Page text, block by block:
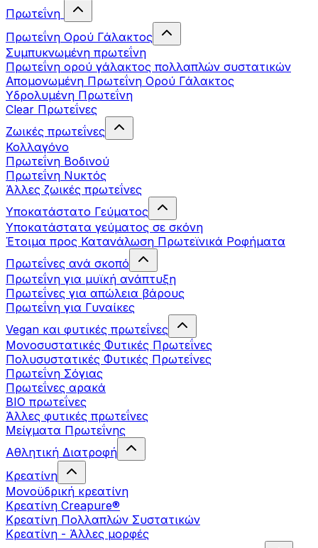
Πρωτεΐνη
Πρωτεΐνη Ορού Γάλακτος
Συμπυκνωμένη πρωτεΐνη
Πρωτεΐνη ορού γάλακτος πολλαπλών συστατικών
Απομονωμένη Πρωτεΐνη Ορού Γάλακτος
Υδρολυμένη Πρωτεΐνη
Clear Πρωτεΐνες
Ζωικές πρωτεΐνες
Κολλαγόνο
Πρωτεΐνη Βοδινού
Πρωτεΐνη Νυκτός
Άλλες ζωικές πρωτεΐνες
Υποκατάστατο Γεύματος
Υποκατάστατα γεύματος σε σκόνη
Έτοιμα προς Κατανάλωση Πρωτεϊνικά Ροφήματα
Πρωτεΐνες ανά σκοπό
Πρωτεΐνη για μυϊκή ανάπτυξη
Πρωτεΐνες για απώλεια βάρους
Πρωτεΐνη για Γυναίκες
Vegan και φυτικές πρωτεΐνες
Μονοσυστατικές Φυτικές Πρωτεΐνες
Πολυσυστατικές Φυτικές Πρωτεΐνες
Πρωτεΐνη Σόγιας
Πρωτεΐνες αρακά
ΒIO πρωτεΐνες
Άλλες φυτικές πρωτεΐνες
Μείγματα Πρωτεΐνης
Αθλητική Διατροφή
Κρεατίνη
Μονοϋδρική κρεατίνη
Κρεατίνη Creapure®
Κρεατίνη Πολλαπλών Συστατικών
Κρεατίνη - Άλλες μορφές